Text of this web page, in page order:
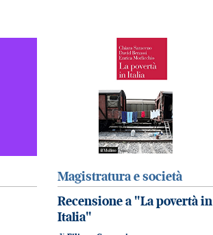
Magistratura e società
Recensione a "La povertà in
Italia"